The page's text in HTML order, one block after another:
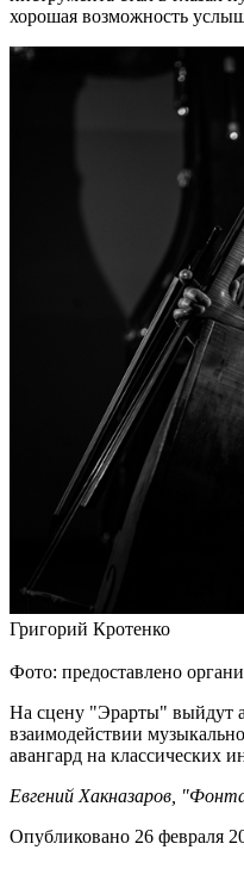
хорошая возможность
Григорий Кротенко
Фото: предоставлено
На сцену "Эрарты" выйдут
взаимодействии
авангард на классических
Евгений Хакназаров,
Опубликовано 26 февраля